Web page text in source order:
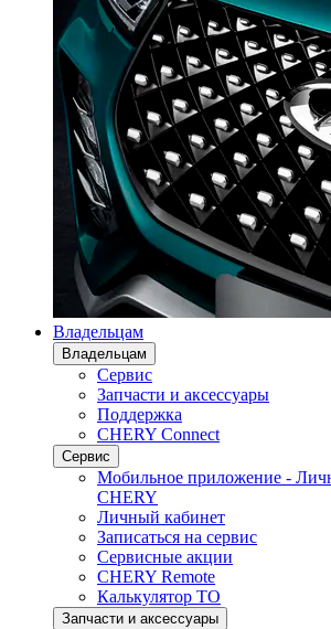
Владельцам
Владельцам
Сервис
Запчасти и аксессуары
Поддержка
CHERY Connect
Сервис
Мобильное приложение -
CHERY
Личный кабинет
Записаться на сервис
Сервисные акции
CHERY Remote
Калькулятор ТО
Запчасти и аксессуары